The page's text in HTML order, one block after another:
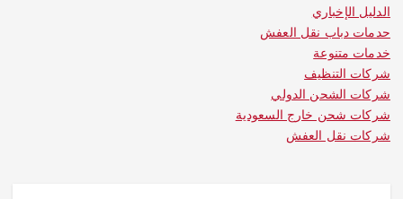
الدليل الإخباري
حدمات دباب نقل العفش
خدمات متنوعة
شركات التنظيف
شركات الشحن الدولي
شركات شحن خارج السعودية
شركات نقل العفش